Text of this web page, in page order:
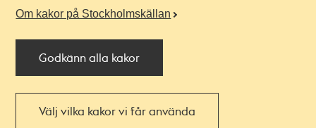
Om kakor på Stockholmskällan
Godkänn alla kakor
Välj vilka kakor vi får använda